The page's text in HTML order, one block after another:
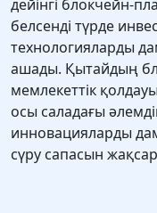
дейінгі блокчейн-
белсенді түрде
технологияларды
ашады. Қытайдың
мемлекеттік
осы саладағы
инновацияларды
сүру сапасын